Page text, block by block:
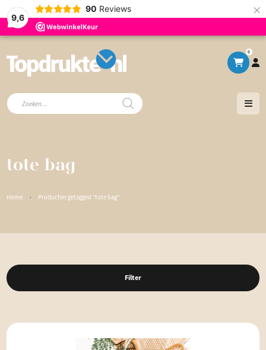
9,6
90 Reviews ×
0
Producten
zoeken
tote bag
Home · Producten getagged “tote bag”
Filter